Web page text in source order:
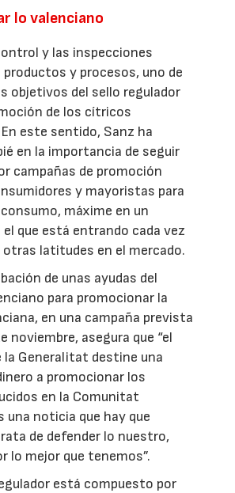
lo valenciano
y las inspecciones
productos y procesos, uno de
objetivos del sello regulador
de los cítricos
este sentido, Sanz ha
en la importancia de seguir
campañas de promoción
y mayoristas para
máxime en un
que está entrando cada vez
latitudes en el mercado.
de unas ayudas del
para promocionar la
en una campaña prevista
noviembre, asegura que “el
la Generalitat destine una
a promocionar los
en la Comunitat
una noticia que hay que
de defender lo nuestro,
lo mejor que tenemos”.
está compuesto por